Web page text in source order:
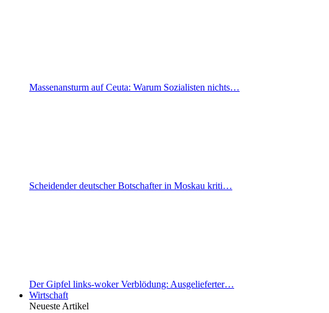
Massenansturm auf Ceuta: Warum Sozialisten nichts…
Scheidender deutscher Botschafter in Moskau kriti…
Der Gipfel links-woker Verblödung: Ausgelieferter…
Wirtschaft
Neueste Artikel